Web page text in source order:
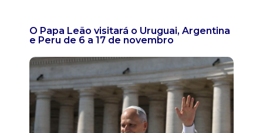
O Papa Leão visitará o Uruguai, Argentina
e Peru de 6 a 17 de novembro